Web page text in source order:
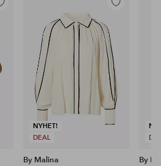
NYHET!
DEAL
Legg
favoritter
By Malina
By